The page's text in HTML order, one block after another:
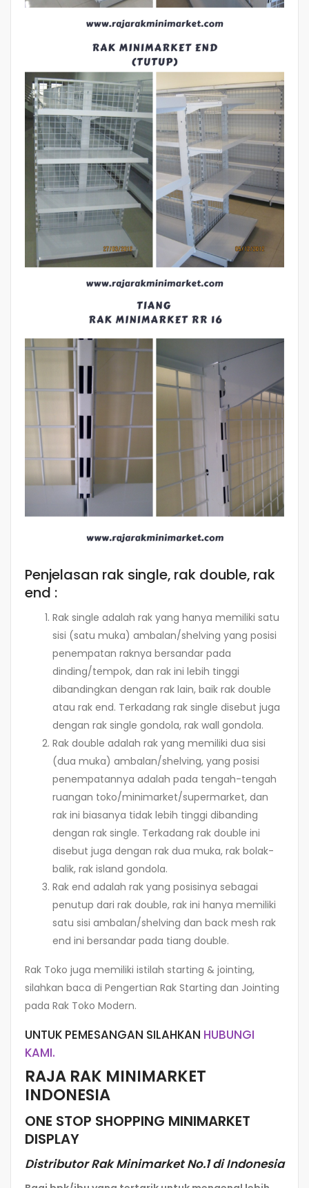
Penjelasan rak single, rak double, rak
end :
Rak single adalah rak yang hanya memiliki satu
sisi (satu muka) ambalan/shelving yang posisi
penempatan raknya bersandar pada
dinding/tempok, dan rak ini lebih tinggi
dibandingkan dengan rak lain, baik rak double
atau rak end. Terkadang rak single disebut juga
dengan rak single gondola, rak wall gondola.
Rak double adalah rak yang memiliki dua sisi
(dua muka) ambalan/shelving, yang posisi
penempatannya adalah pada tengah-tengah
ruangan toko/minimarket/supermarket, dan
rak ini biasanya tidak lebih tinggi dibanding
dengan rak single. Terkadang rak double ini
disebut juga dengan rak dua muka, rak bolak-
balik, rak island gondola.
Rak end adalah rak yang posisinya sebagai
penutup dari rak double, rak ini hanya memiliki
satu sisi ambalan/shelving dan back mesh rak
end ini bersandar pada tiang double.
Rak Toko juga memiliki istilah starting & jointing,
silahkan baca di Pengertian Rak Starting dan Jointing
pada Rak Toko Modern.
UNTUK PEMESANGAN SILAHKAN HUBUNGI
KAMI.
RAJA RAK MINIMARKET
INDONESIA
ONE STOP SHOPPING MINIMARKET
DISPLAY
Distributor Rak Minimarket No.1 di Indonesia